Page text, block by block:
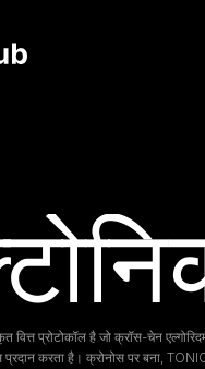
वित्त प्रोटोकॉल है जो क्रॉस-चेन
करता है। क्रोनोस पर बना, TONIC